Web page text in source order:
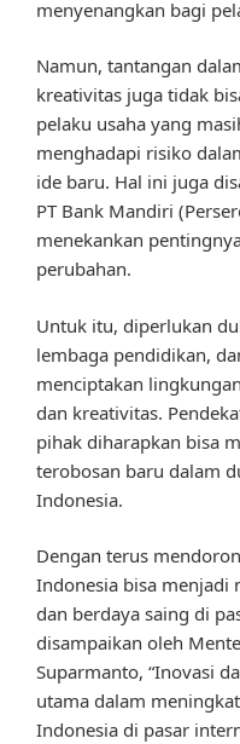
menyenangkan bagi
Namun, tantangan
kreativitas juga tidak
pelaku usaha yang
menghadapi risiko
ide baru. Hal ini juga
PT Bank Mandiri
menekankan
perubahan.
Untuk itu, diperlukan
lembaga pendidikan,
menciptakan
dan kreativitas.
pihak diharapkan bisa
terobosan baru dalam
Indonesia.
Dengan terus
Indonesia bisa menjadi
dan berdaya saing di
disampaikan oleh
Suparmanto, “Inovasi
utama dalam
Indonesia di pasar